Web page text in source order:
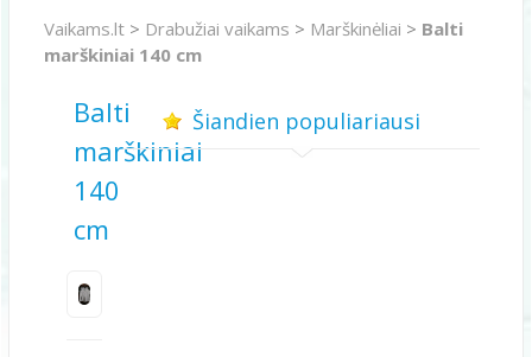
Vaikams.lt > Drabužiai vaikams > Marškinėliai > Balti
marškiniai 140 cm
Balti
marškiniai
140
cm
Šiandien populiariausi